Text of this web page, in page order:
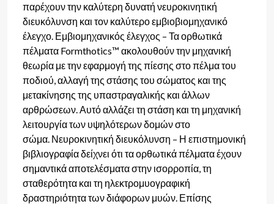
παρέχουν την καλύτερη δυνατή νευροκινητική
διευκόλυνση και τον καλύτερο εμβιοβιομηχανικό
έλεγχο. Εμβιομηχανικός έλεγχος – Τα ορθωτικά
πέλματα Formthotics™ ακολουθούν την μηχανική
θεωρία με την εφαρμογή της πίεσης στο πέλμα του
ποδιού, αλλαγή της στάσης του σώματος και της
μετακίνησης της υπαστραγαλικής και άλλων
αρθρώσεων. Αυτό αλλάζει τη στάση και τη μηχανική
λειτουργία των υψηλότερων δομών στο
σώμα. Νευροκινητική διευκόλυνση – Η επιστημονική
βιβλιογραφία δείχνει ότι τα ορθωτικά πέλματα έχουν
σημαντικά αποτελέσματα στην ισορροπία, τη
σταθερότητα και τη ηλεκτρομυογραφική
δραστηριότητα των διάφορων μυών. Επίσης